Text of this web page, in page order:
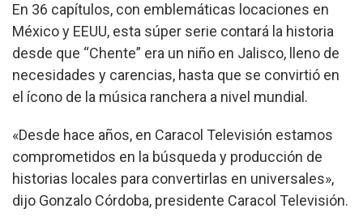
En 36 capítulos, con emblemáticas locaciones en
México y EEUU, esta súper serie contará la historia
desde que “Chente” era un niño en Jalisco, lleno de
necesidades y carencias, hasta que se convirtió en
el ícono de la música ranchera a nivel mundial.
«Desde hace años, en Caracol Televisión estamos
comprometidos en la búsqueda y producción de
historias locales para convertirlas en universales»,
dijo Gonzalo Córdoba, presidente Caracol Televisión.